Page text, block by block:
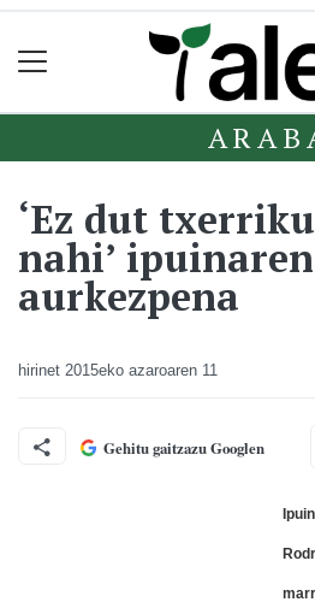
‘Ez dut
nahi’ ipuinaren
aurkezpena
hirinet 2015eko azaroaren 11
Gehitu gaitzazu Googlen